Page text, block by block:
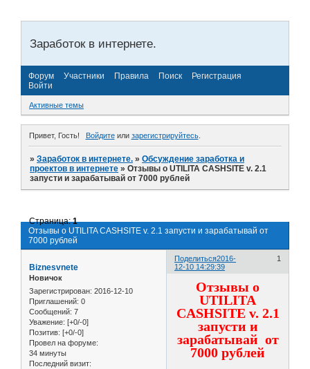
Заработок в интернете.
Форум Участники Правила Поиск
Регистрация
Войти
Активные темы
Привет, Гость! Войдитеили зарегистрируйтесь.
»Заработок в интернете. »Обсуждение заработка и
проектов в интернете »Отзывы о UTILITA CASHSITE v. 2.1
запусти и зарабатывай от 7000 рублей
Отзывы о UTILITA CASHSITE v. 2.1 запусти и зарабатывай от
7000 рублей
Страница:1
Поделиться 1
2016-
12-10 14:29:39
Biznesvnete
Новичок
Зарегистрирован: 2016-12-10
Приглашений: 0
Сообщений: 7
Уважение: [+0/-0]
Позитив: [+0/-0]
Провел на форуме:
34 минуты
Последний визит:
Отзывы о
UTILITA
CASHSITE v. 2.1
запусти и
зарабатывай от
7000 рублей